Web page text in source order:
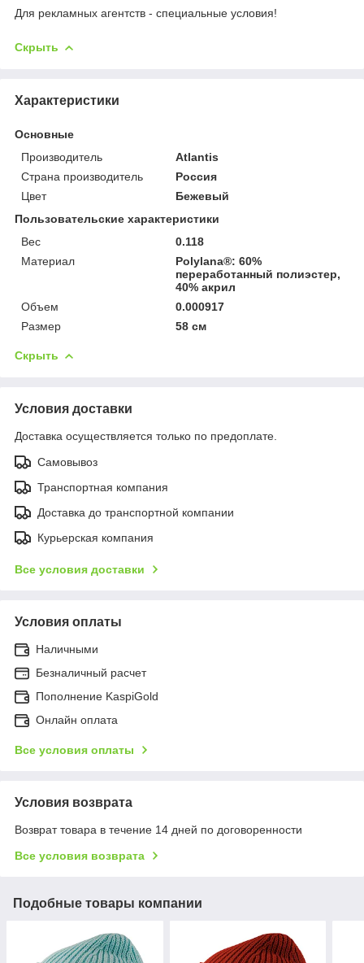
Для рекламных агентств - специальные условия!
Скрыть
Характеристики
Основные
Производитель
Atlantis
Страна производитель
Россия
Цвет
Бежевый
Пользовательские характеристики
Вес
0.118
Материал
Polylana®: 60%
переработанный полиэстер,
40% акрил
Объем
0.000917
Размер
58 см
Скрыть
Условия доставки
Доставка осуществляется только по предоплате.
Самовывоз
Транспортная компания
Доставка до транспортной компании
Курьерская компания
Все условия доставки
Условия оплаты
Наличными
Безналичный расчет
Пополнение KaspiGold
Онлайн оплата
Все условия оплаты
Условия возврата
Возврат товара в течение 14 дней по договоренности
Все условия возврата
Подобные товары компании